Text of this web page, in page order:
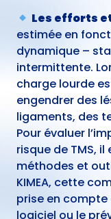
Les efforts
estimée en
dynamique –
intermittente.
charge lourde
engendrer des
ligaments, des
Pour évaluer
risque de TMS,
méthodes et
KIMEA, cette
prise en
logiciel ou le